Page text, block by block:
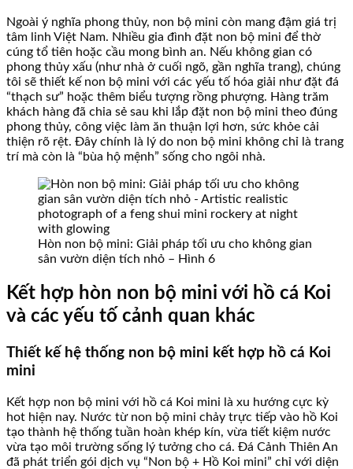
Ngoài ý nghĩa phong thủy, non bộ mini còn mang đậm giá trị
tâm linh Việt Nam. Nhiều gia đình đặt non bộ mini để thờ
cúng tổ tiên hoặc cầu mong bình an. Nếu không gian có
phong thủy xấu (như nhà ở cuối ngõ, gần nghĩa trang), chúng
tôi sẽ thiết kế non bộ mini với các yếu tố hóa giải như đặt đá
“thạch sư” hoặc thêm biểu tượng rồng phượng. Hàng trăm
khách hàng đã chia sẻ sau khi lắp đặt non bộ mini theo đúng
phong thủy, công việc làm ăn thuận lợi hơn, sức khỏe cải
thiện rõ rệt. Đây chính là lý do non bộ mini không chỉ là trang
trí mà còn là “bùa hộ mệnh” sống cho ngôi nhà.
Hòn non bộ mini: Giải pháp tối ưu cho không gian
sân vườn diện tích nhỏ – Hình 6
Kết hợp hòn non bộ mini với hồ cá Koi
và các yếu tố cảnh quan khác
Thiết kế hệ thống non bộ mini kết hợp hồ cá Koi
mini
Kết hợp non bộ mini với hồ cá Koi mini là xu hướng cực kỳ
hot hiện nay. Nước từ non bộ mini chảy trực tiếp vào hồ Koi
tạo thành hệ thống tuần hoàn khép kín, vừa tiết kiệm nước
vừa tạo môi trường sống lý tưởng cho cá. Đá Cảnh Thiên An
đã phát triển gói dịch vụ “Non bộ + Hồ Koi mini” chỉ với diện